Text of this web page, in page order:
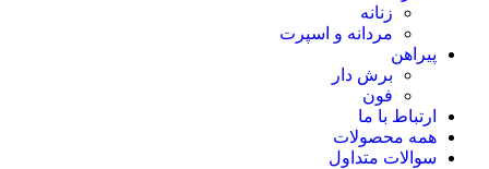
زنانه
مردانه و اسپرت
پیراهن
برش دار
فون
ارتباط با ما
همه محصولات
سوالات متداول